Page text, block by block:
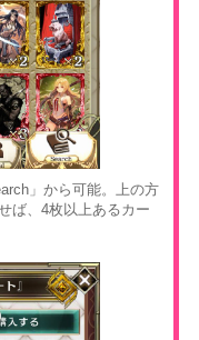
」から可能。上の方
ば、4枚以上あるカー